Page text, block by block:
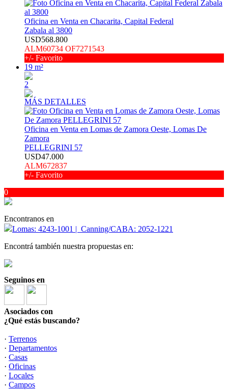
Oficina en Venta en Chacarita, Capital Federal
Zabala al 3800
USD568.800
ALM60734 OF7271543
+/- Favorito
19 m²
2
MÁS DETALLES
Oficina en Venta en Lomas de Zamora Oeste, Lomas De
Zamora
PELLEGRINI 57
USD47.000
ALM672837
+/- Favorito
0
Encontranos en
Lomas: 4243-1001 | Canning/CABA: 2052-1221
Encontrá también nuestra propuestas en:
Seguinos en
Asociados con
¿Qué estás buscando?
· Terrenos
· Departamentos
· Casas
· Oficinas
· Locales
· Campos